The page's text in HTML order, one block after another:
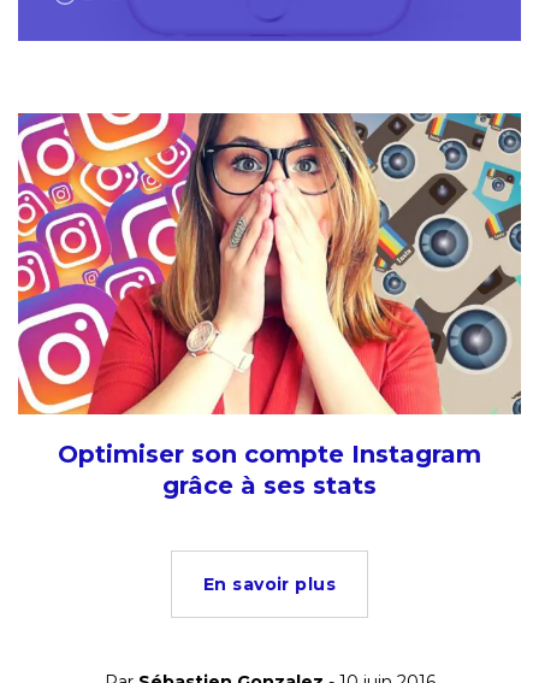
Optimiser son compte Instagram
grâce à ses stats
En savoir plus